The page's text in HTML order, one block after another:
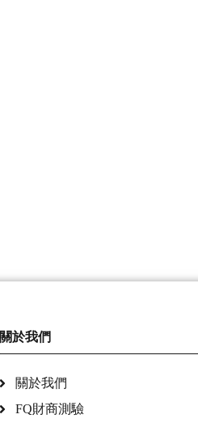
關於我們
關於我們
FQ財商測驗